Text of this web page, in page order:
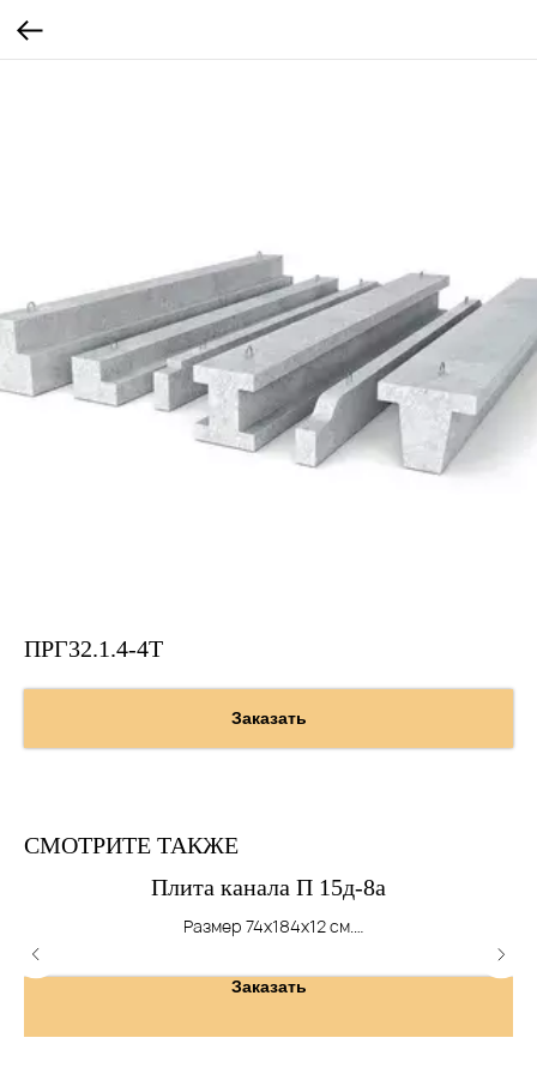
ПРГ32.1.4-4Т
Заказать
СМОТРИТЕ ТАКЖЕ
Плита канала П 15д-8а
Размер 74х184х12 см.
Заказать